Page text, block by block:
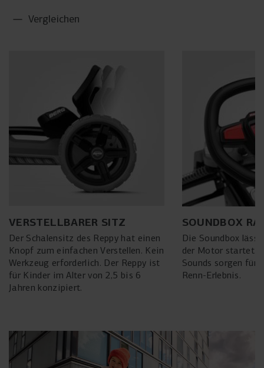
VERSTELLBARER SITZ
Der Schalensitz des Reppy hat einen
Knopf zum einfachen Verstellen. Kein
Werkzeug erforderlich. Der Reppy ist
für Kinder im Alter von 2,5 bis 6
Jahren konzipiert.
SOUNDBOX
Die Soundbox
der Motor startet.
Sounds sorgen für
Renn-Erlebnis.
Vergleichen